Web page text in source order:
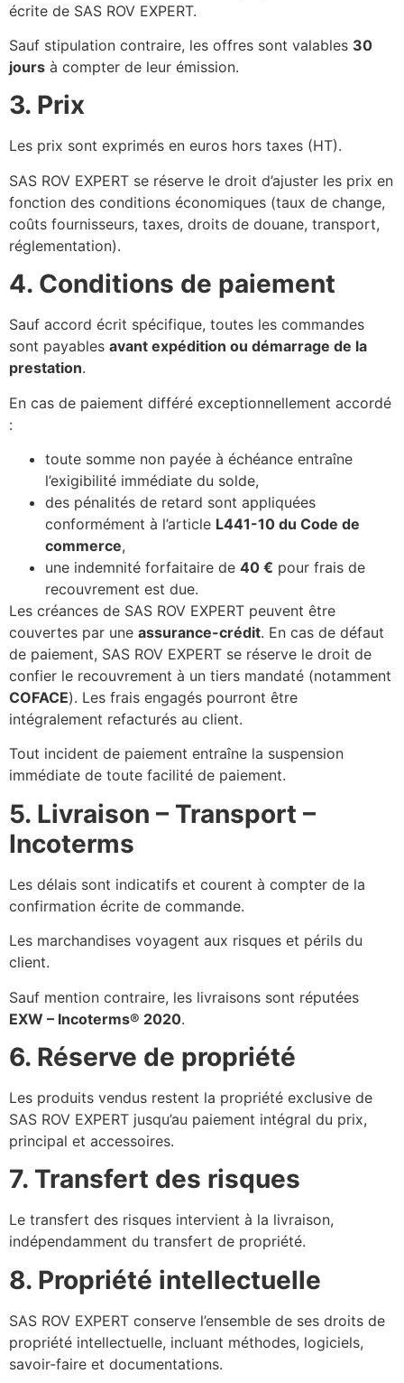
écrite de SAS ROV EXPERT.
Sauf stipulation contraire, les offres sont valables 30
jours à compter de leur émission.
3. Prix
Les prix sont exprimés en euros hors taxes (HT).
SAS ROV EXPERT se réserve le droit d’ajuster les prix en
fonction des conditions économiques (taux de change,
coûts fournisseurs, taxes, droits de douane, transport,
réglementation).
4. Conditions de paiement
Sauf accord écrit spécifique, toutes les commandes
sont payables avant expédition ou démarrage de la
prestation.
En cas de paiement différé exceptionnellement accordé
:
toute somme non payée à échéance entraîne
l’exigibilité immédiate du solde,
des pénalités de retard sont appliquées
conformément à l’article L441-10 du Code de
commerce,
une indemnité forfaitaire de 40 € pour frais de
recouvrement est due.
Les créances de SAS ROV EXPERT peuvent être
couvertes par une assurance-crédit. En cas de défaut
de paiement, SAS ROV EXPERT se réserve le droit de
confier le recouvrement à un tiers mandaté (notamment
COFACE). Les frais engagés pourront être
intégralement refacturés au client.
Tout incident de paiement entraîne la suspension
immédiate de toute facilité de paiement.
5. Livraison – Transport –
Incoterms
Les délais sont indicatifs et courent à compter de la
confirmation écrite de commande.
Les marchandises voyagent aux risques et périls du
client.
Sauf mention contraire, les livraisons sont réputées
EXW – Incoterms® 2020.
6. Réserve de propriété
Les produits vendus restent la propriété exclusive de
SAS ROV EXPERT jusqu’au paiement intégral du prix,
principal et accessoires.
7. Transfert des risques
Le transfert des risques intervient à la livraison,
indépendamment du transfert de propriété.
8. Propriété intellectuelle
SAS ROV EXPERT conserve l’ensemble de ses droits de
propriété intellectuelle, incluant méthodes, logiciels,
savoir-faire et documentations.